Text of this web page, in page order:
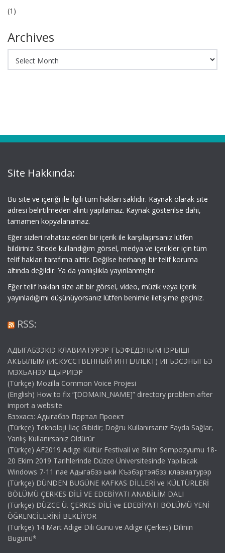
(1)
Archives
Site Hakkında:
Bu site ve içeriği ile ilgili tüm hakları saklıdır. Kaynak olarak site
adresi belirtilmeden alıntı yapılamaz. Kaynak gösterilse dahi,
tamamen kopyalanamaz.
Eğer sizleri rahatsız eden bir içerik ile karşılaşırsanız lütfen
bildiriniz. Sitede kullandığım görsel, medya ve içerikler için tüm
telif hakları tarafıma aittir. Değilse herhangi bir telif koruma
altında değildir. Ya da yanlışlıkla yayınlanmıştır.
Eğer telif hakları size ait bir görsel, video, müzik veya içerik
yayınladığımı düşünüyorsanız lütfen benimle iletişime geçiniz.
RSS:
АДЫГАБЗЭКӀЭ КЛАВИАТУРЭР ГЪЭФЕДЭНЫМ ӀЭРЫШӀ
АКЪЫЛЫМ (ИСКУССТВЕННЫЙ ИНТЕЛЛЕКТ) ИГЪЭСЭНЫГЪЭ
МЭХЬАНЭУ ЩЫРИӀЭР
(Türkçe) Mozilla Common Voice Projesi
(English) How to fix “[DOMAIN_NAME]” directory problem after
import a website
Бзэхасэ: Адыгабзэ Портал Проект
(Türkçe) Teknoloji İlaç Gibidir; Doğru Kullanırsanız Fayda Sağlar,
Yanlış Kullanırsanız Öldürür
(Türkçe) AF2019 Adıge Kültür Festivali ve Bilim Sempozyumu 18-
20 Ekim 2019 Tarihlerinde Düzce Üniversitesinde Yapılacak
Windows 7-11 пае Адыгабзэ ыкӏи Къэбэртэябзэ клавиатурэр
(Türkçe) DÜNDEN BUGÜNE KAFKAS DİLLERİ ve KÜLTÜRLERİ
BÖLÜMÜ ÇERKES DİLİ VE EDEBİYATI ANABİLİM DALI
(Türkçe) DÜZCE Ü. ÇERKES DİLİ ve EDEBİYATI BÖLÜMÜ YENİ
ÖĞRENCİLERİNİ BEKLİYOR
(Türkçe) 14 Mart Adıge Dili Günü ve Adıge (Çerkes) Dilinin
Bugünü*